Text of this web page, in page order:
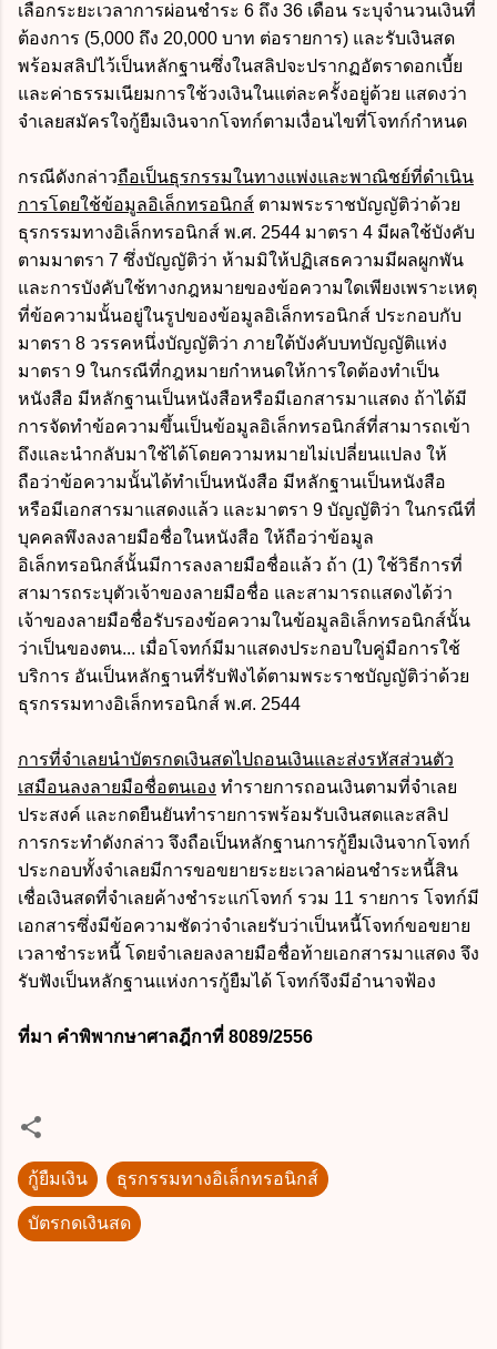
เลือกระยะเวลาการผ่อนชำระ 6 ถึง 36 เดือน ระบุจำนวนเงินที่
ต้องการ (5,000 ถึง 20,000 บาท ต่อรายการ) และรับเงินสด
พร้อมสลิปไว้เป็นหลักฐานซึ่งในสลิปจะปรากฏอัตราดอกเบี้ย
และค่าธรรมเนียมการใช้วงเงินในแต่ละครั้งอยู่ด้วย แสดงว่า
จำเลยสมัครใจกู้ยืมเงินจากโจทก์ตามเงื่อนไขที่โจทก์กำหนด
กรณีดังกล่าวถือเป็นธุรกรรมในทางแพ่งและพาณิชย์ที่ดำเนิน
การโดยใช้ข้อมูลอิเล็กทรอนิกส์ ตามพระราชบัญญัติว่าด้วย
ธุรกรรมทางอิเล็กทรอนิกส์ พ.ศ. 2544 มาตรา 4 มีผลใช้บังคับ
ตามมาตรา 7 ซึ่งบัญญัติว่า ห้ามมิให้ปฏิเสธความมีผลผูกพัน
และการบังคับใช้ทางกฎหมายของข้อความใดเพียงเพราะเหตุ
ที่ข้อความนั้นอยู่ในรูปของข้อมูลอิเล็กทรอนิกส์ ประกอบกับ
มาตรา 8 วรรคหนึ่งบัญญัติว่า ภายใต้บังคับบทบัญญัติแห่ง
มาตรา 9 ในกรณีที่กฎหมายกำหนดให้การใดต้องทำเป็น
หนังสือ มีหลักฐานเป็นหนังสือหรือมีเอกสารมาแสดง ถ้าได้มี
การจัดทำข้อความขึ้นเป็นข้อมูลอิเล็กทรอนิกส์ที่สามารถเข้า
ถึงและนำกลับมาใช้ได้โดยความหมายไม่เปลี่ยนแปลง ให้
ถือว่าข้อความนั้นได้ทำเป็นหนังสือ มีหลักฐานเป็นหนังสือ
หรือมีเอกสารมาแสดงแล้ว และมาตรา 9 บัญญัติว่า ในกรณีที่
บุคคลพึงลงลายมือชื่อในหนังสือ ให้ถือว่าข้อมูล
อิเล็กทรอนิกส์นั้นมีการลงลายมือชื่อแล้ว ถ้า (1) ใช้วิธีการที่
สามารถระบุตัวเจ้าของลายมือชื่อ และสามารถแสดงได้ว่า
เจ้าของลายมือชื่อรับรองข้อความในข้อมูลอิเล็กทรอนิกส์นั้น
ว่าเป็นของตน... เมื่อโจทก์มีมาแสดงประกอบใบคู่มือการใช้
บริการ อันเป็นหลักฐานที่รับฟังได้ตามพระราชบัญญัติว่าด้วย
ธุรกรรมทางอิเล็กทรอนิกส์ พ.ศ. 2544
การที่จำเลยนำบัตรกดเงินสดไปถอนเงินและส่งรหัสส่วนตัว
เสมือนลงลายมือชื่อตนเอง ทำรายการถอนเงินตามที่จำเลย
ประสงค์ และกดยืนยันทำรายการพร้อมรับเงินสดและสลิป
การกระทำดังกล่าว จึงถือเป็นหลักฐานการกู้ยืมเงินจากโจทก์
ประกอบทั้งจำเลยมีการขอขยายระยะเวลาผ่อนชำระหนี้สิน
เชื่อเงินสดที่จำเลยค้างชำระแก่โจทก์ รวม 11 รายการ โจทก์มี
เอกสารซึ่งมีข้อความชัดว่าจำเลยรับว่าเป็นหนี้โจทก์ขอขยาย
เวลาชำระหนี้ โดยจำเลยลงลายมือชื่อท้ายเอกสารมาแสดง จึง
รับฟังเป็นหลักฐานแห่งการกู้ยืมได้ โจทก์จึงมีอำนาจฟ้อง
ที่มา คำพิพากษาศาลฎีกาที่ 8089/2556
กู้ยืมเงิน ธุรกรรมทางอิเล็กทรอนิกส์
บัตรกดเงินสด